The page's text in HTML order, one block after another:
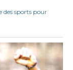
des sports pour